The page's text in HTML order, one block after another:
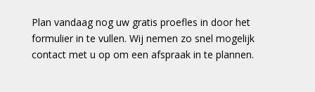
Plan vandaag nog uw gratis proefles in door het
formulier in te vullen. Wij nemen zo snel mogelijk
contact met u op om een afspraak in te plannen.